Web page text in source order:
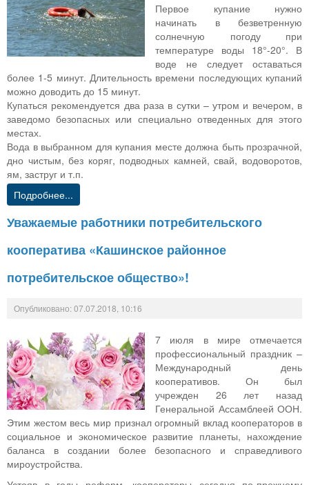
Первое купание нужно
начинать в безветренную
солнечную погоду при
температуре воды 18°-20°. В
воде не следует оставаться
более 1-5 минут. Длительность времени последующих купаний
можно доводить до 15 минут.
Купаться рекомендуется два раза в сутки – утром и вечером, в
заведомо безопасных или специально отведенных для этого
местах.
Вода в выбранном для купания месте должна быть прозрачной,
дно чистым, без коряг, подводных камней, свай, водоворотов,
ям, заструг и т.п.
Подробнее...
Уважаемые работники потребительского
кооператива «Кашинское районное
потребительское общество»!
Опубликовано: 07.07.2018, 10:16
7 июля в мире отмечается
профессиональный праздник –
Международный день
кооперативов. Он был
учрежден 26 лет назад
Генеральной Ассамблеей ООН.
Этим жестом весь мир признал огромный вклад кооператоров в
социальное и экономическое развитие планеты, нахождение
баланса в создании более безопасного и справедливого
мироустройства.